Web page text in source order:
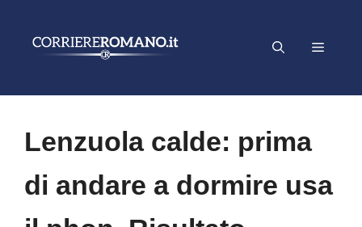
Menu
Lenzuola calde: prima
di andare a dormire usa